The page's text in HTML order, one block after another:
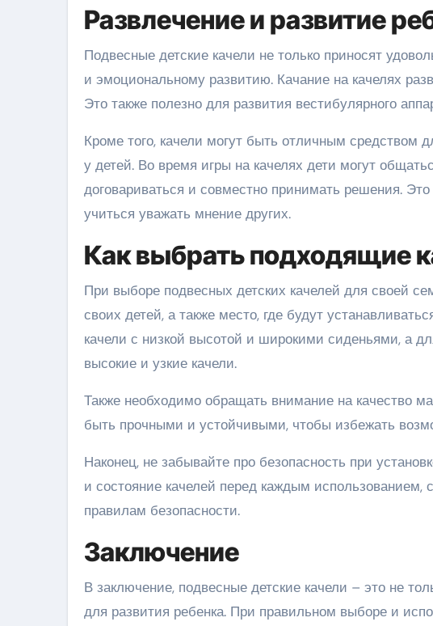
Развлечение и развитие
Подвесные детские качели не только приносят
и эмоциональному развитию. Качание на качелях
Это также полезно для развития вестибулярного
Кроме того, качели могут быть отличным средством
у детей. Во время игры на качелях дети могут
договариваться и совместно принимать решения.
учиться уважать мнение других.
Как выбрать подходящие
При выборе подвесных детских качелей для своей
своих детей, а также место, где будут
качели с низкой высотой и широкими сиденьями, а
высокие и узкие качели.
Также необходимо обращать внимание на качество
быть прочными и устойчивыми, чтобы избежать
Наконец, не забывайте про безопасность при
и состояние качелей перед каждым
правилам безопасности.
Заключение
В заключение, подвесные детские качели – это не
для развития ребенка. При правильном выборе и